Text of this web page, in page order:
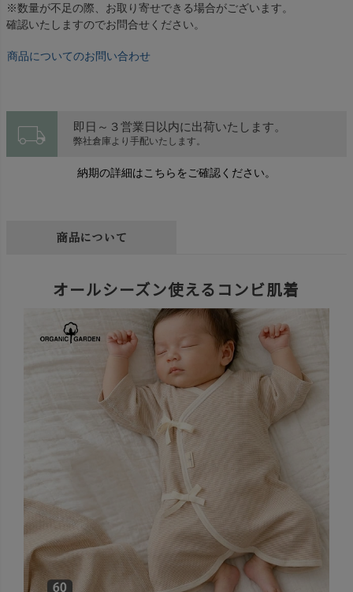
※数量が不足の際、お取り寄せできる場合がございます。
確認いたしますのでお問合せください。
商品についてのお問い合わせ
local_shipping 即日～３営業日以内に出荷いたします。
弊社倉庫より手配いたします。
納期の詳細はこちらをご確認ください。
商品について
オールシーズン使えるコンビ肌着